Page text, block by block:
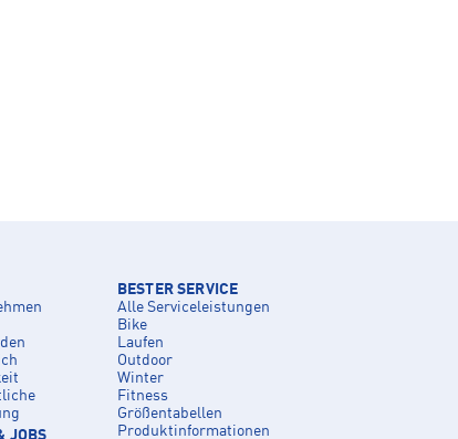
BESTER SERVICE
Alle Serviceleistungen
Bike
Laufen
Outdoor
Winter
Fitness
Größentabellen
Produktinformationen